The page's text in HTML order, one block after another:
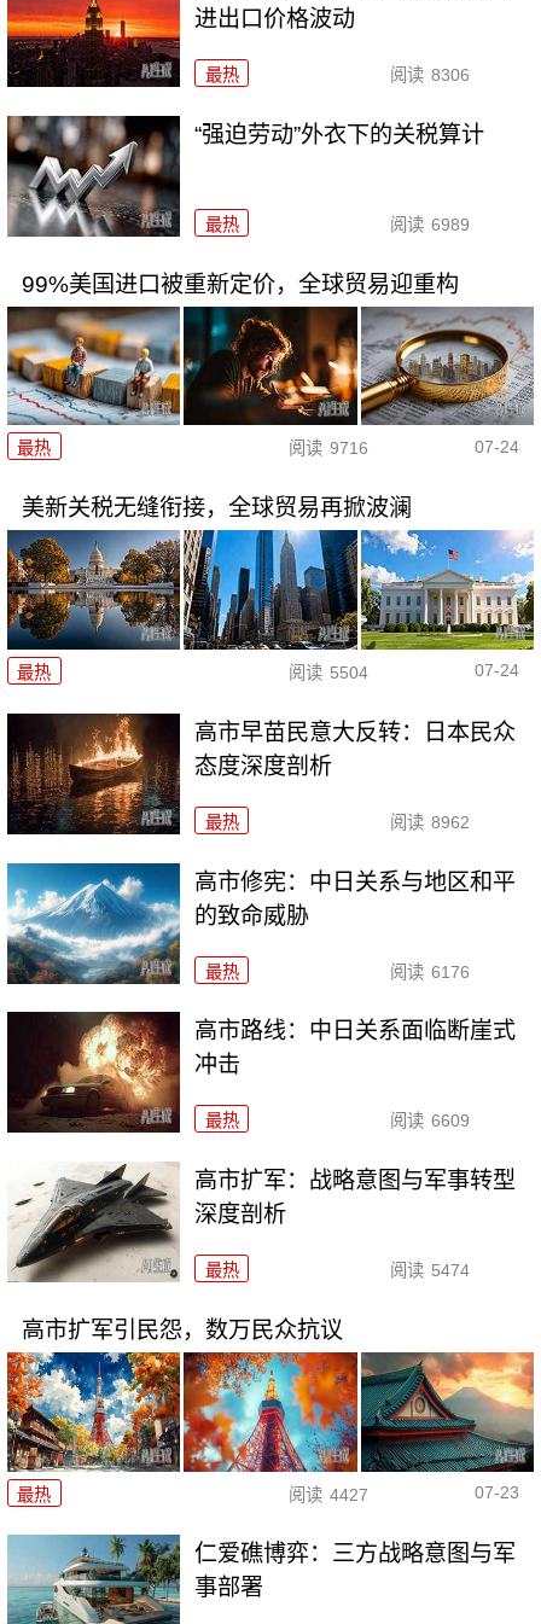
进出口价格波动
最热 阅读 8306
“强迫劳动”外衣下的关税算计
最热 阅读 6989
99%美国进口被重新定价，全球贸易迎重构
最热 阅读 9716 07-24
美新关税无缝衔接，全球贸易再掀波澜
最热 阅读 5504 07-24
高市早苗民意大反转：日本民众
态度深度剖析
最热 阅读 8962
高市修宪：中日关系与地区和平
的致命威胁
最热 阅读 6176
高市路线：中日关系面临断崖式
冲击
最热 阅读 6609
高市扩军：战略意图与军事转型
深度剖析
最热 阅读 5474
高市扩军引民怨，数万民众抗议
最热 阅读 4427 07-23
仁爱礁博弈：三方战略意图与军
事部署